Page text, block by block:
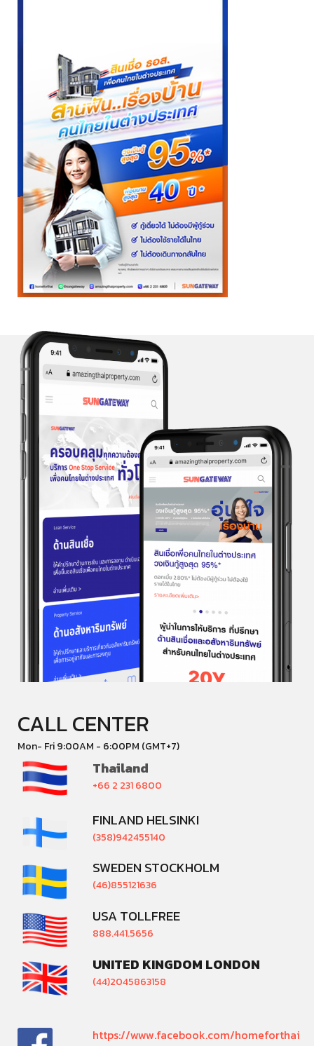
CALL CENTER
Mon- Fri 9:00AM - 6:00PM (GMT+7)
Thailand
+66 2 231 6800
FINLAND HELSINKI
(358)942455140
SWEDEN STOCKHOLM
(46)855121636
USA TOLLFREE
888.441.5656
UNITED KINGDOM LONDON
(44)2045863158
https://www.facebook.com/homeforthai